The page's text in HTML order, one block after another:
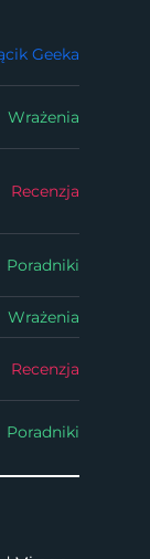
Geeka
Wrażenia
Recenzja
Poradniki
Wrażenia
Recenzja
Poradniki